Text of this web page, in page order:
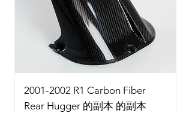
2001-2002 R1 Carbon Fiber
Rear Hugger 的副本 的副本